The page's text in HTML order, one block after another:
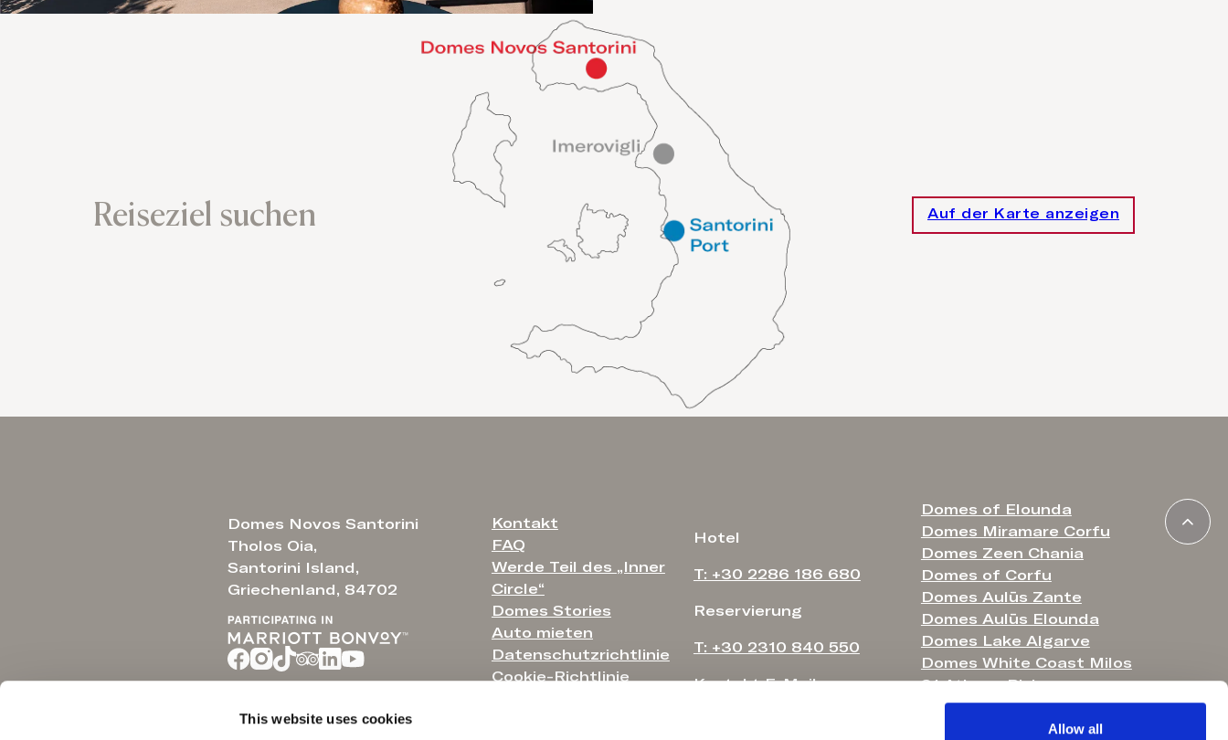
This website uses cookies
Allow all
Reiseziel suchen Auf der Karte anzeigen
Domes Novos Santorini
Tholos Oia,
Santorini Island,
Griechenland, 84702
Kontakt
FAQ
Werde Teil des „Inner
Circle“
Domes Stories
Auto mieten
Datenschutzrichtlinie
Cookie-Richtlinie
Hotel
T: +30 2286 186 680
Reservierung
T: +30 2310 840 550
Kontakt E-Mail
Domes of Elounda
Domes Miramare Corfu
Domes Zeen Chania
Domes of Corfu
Domes Aulūs Zante
Domes Aulūs Elounda
Domes Lake Algarve
Domes White Coast Milos
91 Athens Riviera
Domes Noruz Chania
Domes Noruz Kassandra